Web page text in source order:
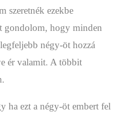
szeretnék ezekbe
gondolom, hogy minden
négy-öt hozzá
ér valamit. A többit
ha ezt a négy-öt embert fel